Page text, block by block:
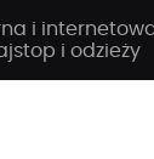
i
i odzieży